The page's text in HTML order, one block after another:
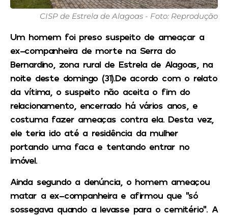
CISP de Estrela de Alagoas - Foto: Reprodução
Um homem foi preso suspeito de ameaçar a
ex-companheira de morte na Serra do
Bernardino, zona rural de Estrela de Alagoas, na
noite deste domingo (31).De acordo com o relato
da vítima, o suspeito não aceita o fim do
relacionamento, encerrado há vários anos, e
costuma fazer ameaças contra ela. Desta vez,
ele teria ido até a residência da mulher
portando uma faca e tentando entrar no
imóvel.
Ainda segundo a denúncia, o homem ameaçou
matar a ex-companheira e afirmou que “só
sossegava quando a levasse para o cemitério”. A